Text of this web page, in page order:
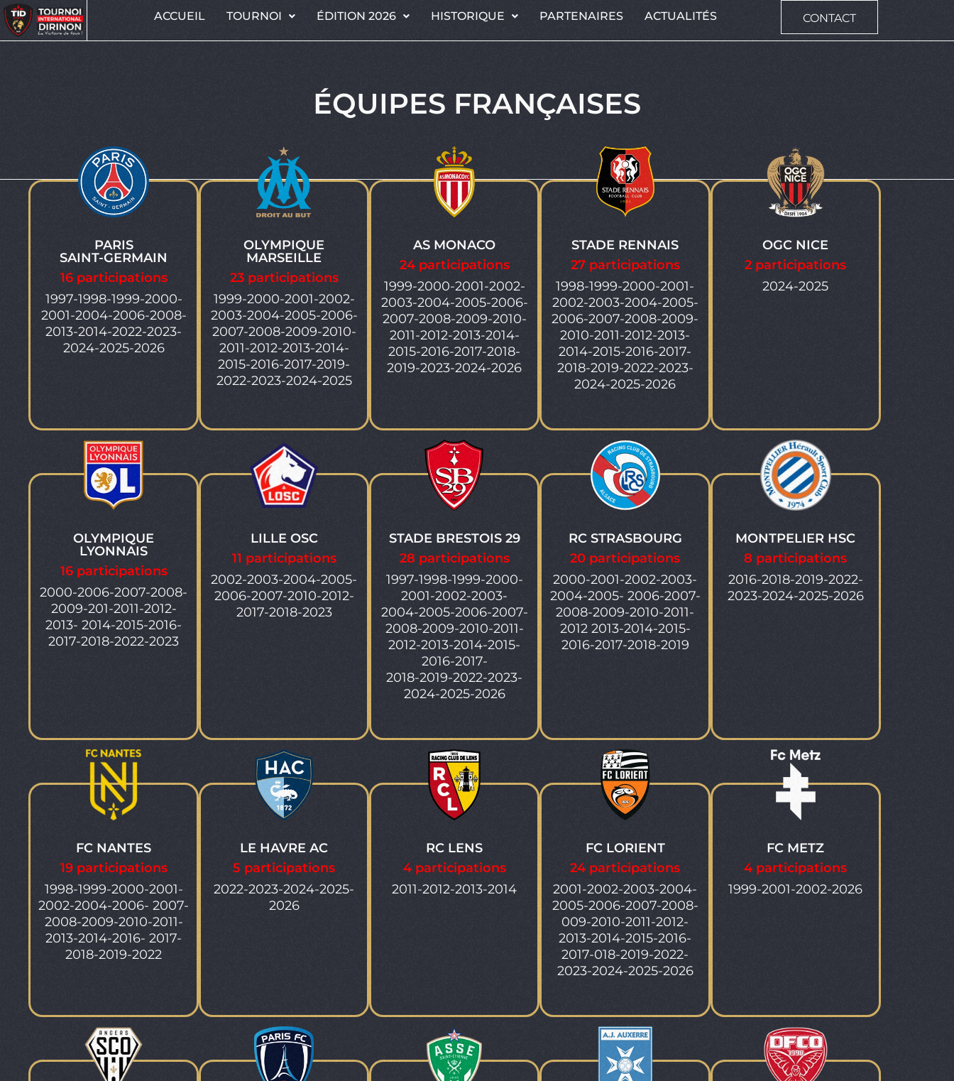
ACCUEIL TOURNOI ÉDITION 2026 HISTORIQUE PARTENAIRES ACTUALITÉS CONTACT
ÉQUIPES FRANÇAISES
PARIS
SAINT-GERMAIN
16 participations
1997-1998-1999-2000-
2001-2004-2006-2008-
2013-2014-2022-2023-
2024-2025-2026
OLYMPIQUE
MARSEILLE
23 participations
1999-2000-2001-2002-
2003-2004-2005-2006-
2007-2008-2009-2010-
2011-2012-2013-2014-
2015-2016-2017-2019-
2022-2023-2024-2025
AS MONACO
24 participations
1999-2000-2001-2002-
2003-2004-2005-2006-
2007-2008-2009-2010-
2011-2012-2013-2014-
2015-2016-2017-2018-
2019-2023-2024-2026
STADE RENNAIS
27 participations
1998-1999-2000-2001-
2002-2003-2004-2005-
2006-2007-2008-2009-
2010-2011-2012-2013-
2014-2015-2016-2017-
2018-2019-2022-2023-
2024-2025-2026
OGC NICE
2 participations
2024-2025
OLYMPIQUE
LYONNAIS
16 participations
2000-2006-2007-2008-
2009-201-2011-2012-
2013- 2014-2015-2016-
2017-2018-2022-2023
LILLE OSC
11 participations
2002-2003-2004-2005-
2006-2007-2010-2012-
2017-2018-2023
STADE BRESTOIS 29
28 participations
1997-1998-1999-2000-
2001-2002-2003-
2004-2005-2006-2007-
2008-2009-2010-2011-
2012-2013-2014-2015-
2016-2017-
2018-2019-2022-2023-
2024-2025-2026
RC STRASBOURG
20 participations
2000-2001-2002-2003-
2004-2005- 2006-2007-
2008-2009-2010-2011-
2012 2013-2014-2015-
2016-2017-2018-2019
MONTPELIER HSC
8 participations
2016-2018-2019-2022-
2023-2024-2025-2026
FC NANTES
19 participations
1998-1999-2000-2001-
2002-2004-2006- 2007-
2008-2009-2010-2011-
2013-2014-2016- 2017-
2018-2019-2022
LE HAVRE AC
5 participations
2022-2023-2024-2025-
2026
RC LENS
4 participations
2011-2012-2013-2014
FC LORIENT
24 participations
2001-2002-2003-2004-
2005-2006-2007-2008-
009-2010-2011-2012-
2013-2014-2015-2016-
2017-018-2019-2022-
2023-2024-2025-2026
FC METZ
4 participations
1999-2001-2002-2026